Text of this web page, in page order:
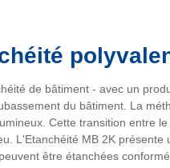
de bâtiment - avec un
du bâtiment. La
Cette transition entre
L'Etanchéité MB 2K
être étanchées